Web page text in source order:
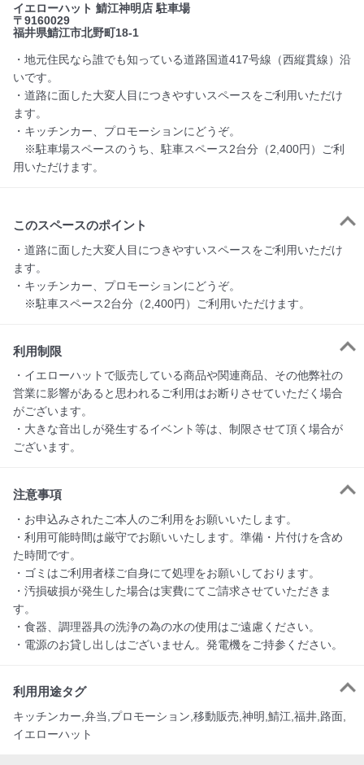
イエローハット 鯖江神明店 駐車場
〒9160029
福井県鯖江市北野町18-1
・地元住民なら誰でも知っている道路国道417号線（西縦貫線）沿
いです。
・道路に面した大変人目につきやすいスペースをご利用いただけ
ます。
・キッチンカー、プロモーションにどうぞ。
※駐車場スペースのうち、駐車スペース2台分（2,400円）ご利
用いただけます。
このスペースのポイント
・道路に面した大変人目につきやすいスペースをご利用いただけ
ます。
・キッチンカー、プロモーションにどうぞ。
※駐車スペース2台分（2,400円）ご利用いただけます。
利用制限
・イエローハットで販売している商品や関連商品、その他弊社の
営業に影響があると思われるご利用はお断りさせていただく場合
がございます。
・大きな音出しが発生するイベント等は、制限させて頂く場合が
ございます。
注意事項
・お申込みされたご本人のご利用をお願いいたします。
・利用可能時間は厳守でお願いいたします。準備・片付けを含め
た時間です。
・ゴミはご利用者様ご自身にて処理をお願いしております。
・汚損破損が発生した場合は実費にてご請求させていただきま
す。
・食器、調理器具の洗浄の為の水の使用はご遠慮ください。
・電源のお貸し出しはございません。発電機をご持参ください。
利用用途タグ
キッチンカー,弁当,プロモーション,移動販売,神明,鯖江,福井,路面,
イエローハット